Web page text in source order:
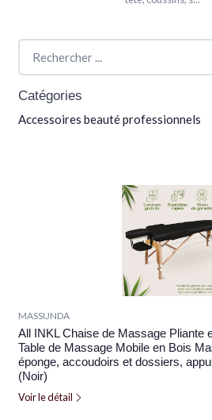
Catégories
Accessoires beauté professionnels
MASSUNDA
All INKL Chaise de Massage Pliante
Table de Massage Mobile en Bois
éponge, accoudoirs et dossiers,
(Noir)
Voir le détail